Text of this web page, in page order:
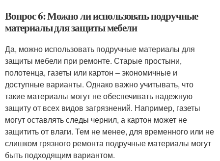
Вопрос 6: Можно ли использовать подручные
материалы для защиты мебели
Да, можно использовать подручные материалы для
защиты мебели при ремонте. Старые простыни,
полотенца, газеты или картон – экономичные и
доступные варианты. Однако важно учитывать, что
такие материалы могут не обеспечивать надежную
защиту от всех видов загрязнений. Например, газеты
могут оставлять следы чернил, а картон может не
защитить от влаги. Тем не менее, для временного или не
слишком грязного ремонта подручные материалы могут
быть подходящим вариантом.